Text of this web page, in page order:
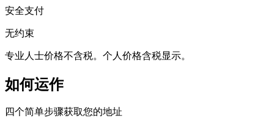
安全支付
无约束
专业人士价格不含税。个人价格含税显示。
如何运作
四个简单步骤获取您的地址